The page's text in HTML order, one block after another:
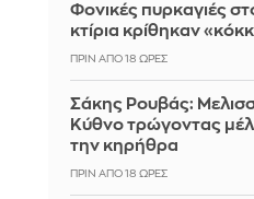
Φονικές πυρκαγιές
κτίρια κρίθηκαν
ΠΡΙΝ ΑΠΌ 18 ΏΡΕΣ
Σάκης Ρουβάς:
Κύθνο τρώγοντας
την κηρήθρα
ΠΡΙΝ ΑΠΌ 18 ΏΡΕΣ